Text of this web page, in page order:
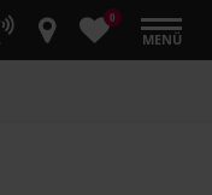
0
MENÜ